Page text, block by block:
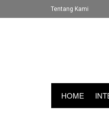
Tentang Kami
HOME